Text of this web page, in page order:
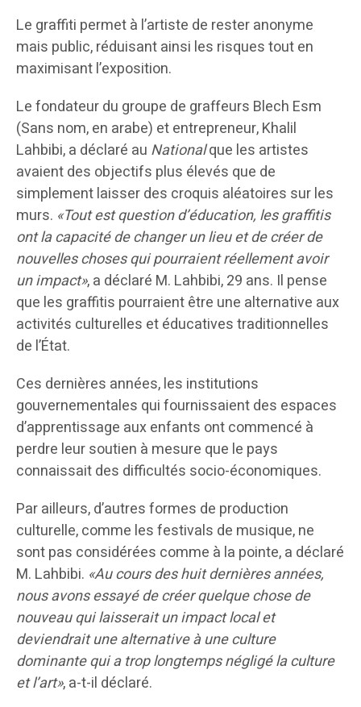
Le graffiti permet à l’artiste de rester anonyme
mais public, réduisant ainsi les risques tout en
maximisant l’exposition.
Le fondateur du groupe de graffeurs Blech Esm
(Sans nom, en arabe) et entrepreneur, Khalil
Lahbibi, a déclaré au Nationalque les artistes
avaient des objectifs plus élevés que de
simplement laisser des croquis aléatoires sur les
murs. «Tout est question d’éducation, les graffitis
ont la capacité de changer un lieu et de créer de
nouvelles choses qui pourraient réellement avoir
un impact», a déclaré M. Lahbibi, 29 ans. Il pense
que les graffitis pourraient être une alternative aux
activités culturelles et éducatives traditionnelles
de l’État.
Ces dernières années, les institutions
gouvernementales qui fournissaient des espaces
d’apprentissage aux enfants ont commencé à
perdre leur soutien à mesure que le pays
connaissait des difficultés socio-économiques.
Par ailleurs, d’autres formes de production
culturelle, comme les festivals de musique, ne
sont pas considérées comme à la pointe, a déclaré
M. Lahbibi. «Au cours des huit dernières années,
nous avons essayé de créer quelque chose de
nouveau qui laisserait un impact local et
deviendrait une alternative à une culture
dominante qui a trop longtemps négligé la culture
et l’art», a-t-il déclaré.